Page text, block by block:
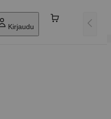
Kirjaudu